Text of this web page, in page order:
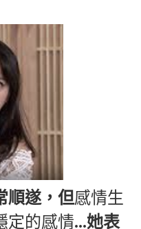
順遂，但感情生
定的感情...她表